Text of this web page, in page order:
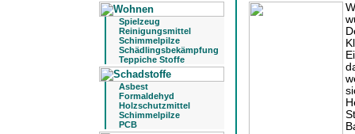
Spielzeug
Reinigungsmittel
Schimmelpilze
Schädlingsbekämpfung
Teppiche Stoffe
Asbest
Formaldehyd
Holzschutzmittel
Schimmelpilze
PCB